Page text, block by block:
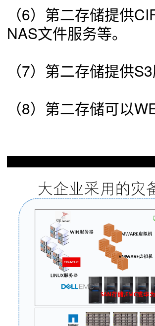
（6） 第二存储提供
NAS文件服务等。
（7） 第二存储提供
（8） 第二存储可以